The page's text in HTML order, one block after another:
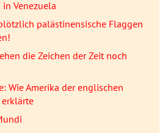
Venezuela
palästinensische Flaggen
die Zeichen der Zeit noch
Wie Amerika der englischen
erklärte